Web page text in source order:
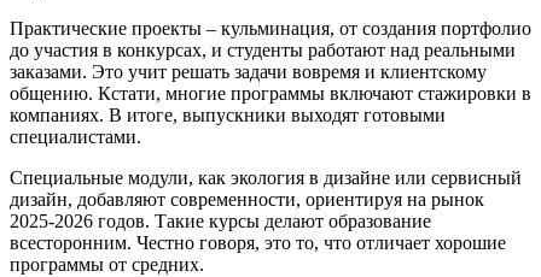
Практические проекты – кульминация, от создания портфолио
до участия в конкурсах, и студенты работают над реальными
заказами. Это учит решать задачи вовремя и клиентскому
общению. Кстати, многие программы включают стажировки в
компаниях. В итоге, выпускники выходят готовыми
специалистами.
Специальные модули, как экология в дизайне или сервисный
дизайн, добавляют современности, ориентируя на рынок
2025-2026 годов. Такие курсы делают образование
всесторонним. Честно говоря, это то, что отличает хорошие
программы от средних.